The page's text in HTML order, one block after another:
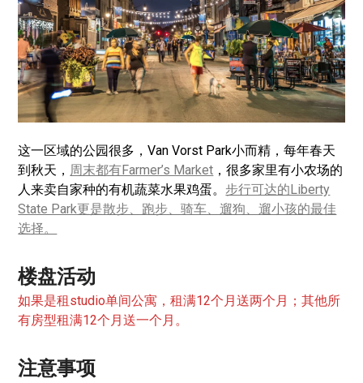
这一区域的公园很多，Van Vorst Park小而精，每年春天
到秋天， 周末都有Farmer’s Market ，很多家里有小农场的
人来卖自家种的有机蔬菜水果鸡蛋。 步行可达的Liberty
State Park更是散步、跑步、骑车、遛狗、遛小孩的最佳
选择。
楼盘活动
如果是租studio单间公寓，租满12个月送两个月；其他所
有房型租满12个月送一个月。
注意事项